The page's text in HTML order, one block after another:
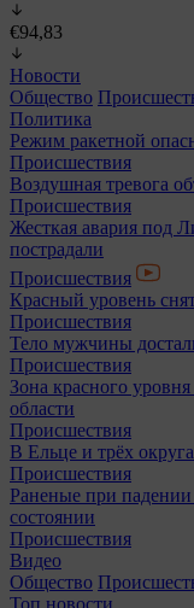
€94,83
Новости
Общество
Политика
Режим ракетной
Происшествия
Воздушная тревога
Происшествия
Жесткая авария под
пострадали
Происшествия
Красный уровень
Происшествия
Тело мужчины
Происшествия
Зона красного
области
Происшествия
В Ельце и трёх
Происшествия
Раненые при
состоянии
Происшествия
Видео
Общество
Топ новости